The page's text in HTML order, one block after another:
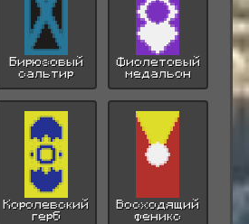
Бирюзовый
сальтир
Фиолетовый
медальон
Королевский
герб
Восходящий
феникс